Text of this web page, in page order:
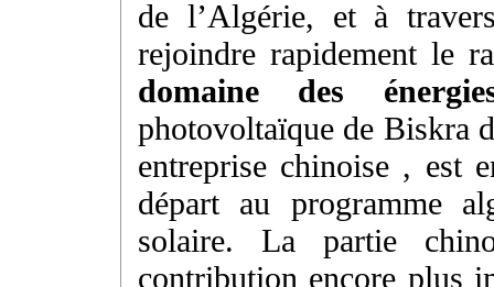
de l’Algérie, et à
rejoindre rapidement le
domaine des
photovoltaïque de Biskra
entreprise chinoise , est
départ au programme
solaire. La partie
contribution encore plus